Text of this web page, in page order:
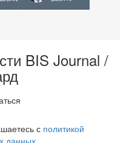
BIS Journal /
с политикой
данных